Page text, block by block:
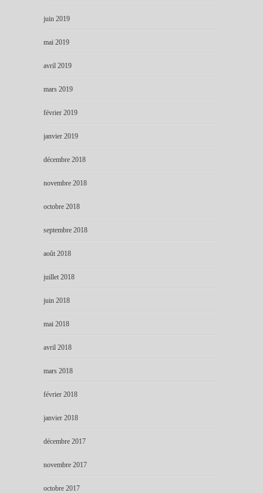
juin 2019
mai 2019
avril 2019
mars 2019
février 2019
janvier 2019
décembre 2018
novembre 2018
octobre 2018
septembre 2018
août 2018
juillet 2018
juin 2018
mai 2018
avril 2018
mars 2018
février 2018
janvier 2018
décembre 2017
novembre 2017
octobre 2017